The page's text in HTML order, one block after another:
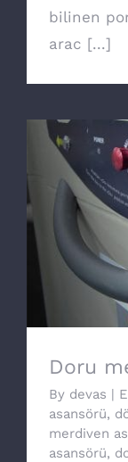
bilinen
arac [...]
Doru
By devas |
asansörü,
merdiven
asansörü,